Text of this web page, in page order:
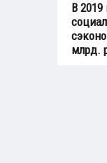
В 2019
млрд.